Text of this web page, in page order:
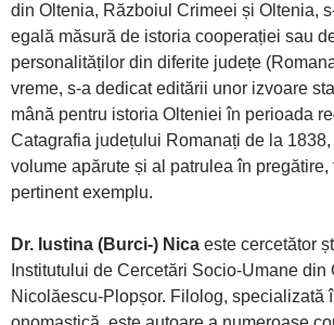
din Oltenia, Războiul Crimeei și Oltenia,
egală măsură de istoria cooperației sau
personalităților din diferite județe
vreme, s-a dedicat editării unor izvoare
mână pentru istoria Olteniei în perioada
Catagrafia județului Romanați de la 1838,
volume apărute și al patrulea în pregătire,
pertinent exemplu.
Dr. Iustina (Burci-) Nica este cercetător
Institutului de Cercetări Socio-Umane din
Nicolăescu-Plopșor. Filolog, specializată